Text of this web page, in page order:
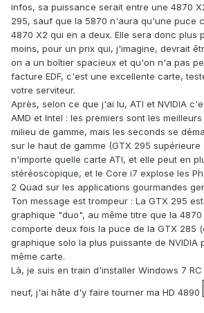
infos, sa puissance serait entre une 4870
295, sauf que la 5870 n'aura qu'une puce
4870 X2 qui en a deux. Elle sera donc plus
moins, pour un prix qui, j'imagine, devrait
on a un boîtier spacieux et qu'on n'a pas
facture EDF, c'est une excellente carte,
votre serviteur.
Après, selon ce que j'ai lu, ATI et NVIDIA
AMD et Intel : les premiers sont les
milieu de gamme, mais les seconds se
sur le haut de gamme (GTX 295 supérieure
n'importe quelle carte ATI, et elle peut en
stéréoscopique, et le Core i7 explose les
2 Quad sur les applications gourmandes
Ton message est trompeur : La GTX 295
graphique "duo", au même titre que la 4870
comporte deux fois la puce de la GTX 285
graphique solo la plus puissante de NVIDIA
même carte.
Là, je suis en train d'installer Windows 7
neuf, j'ai hâte d'y faire tourner ma HD 4890